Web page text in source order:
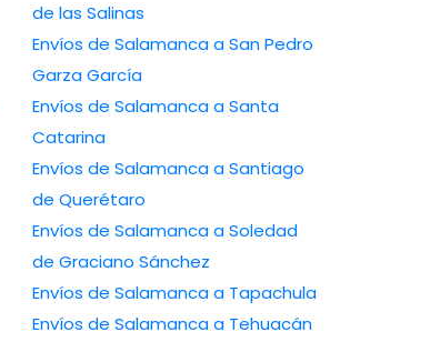
de las Salinas
Envíos de Salamanca a San Pedro
Garza García
Envíos de Salamanca a Santa
Catarina
Envíos de Salamanca a Santiago
de Querétaro
Envíos de Salamanca a Soledad
de Graciano Sánchez
Envíos de Salamanca a Tapachula
Envíos de Salamanca a Tehuacán